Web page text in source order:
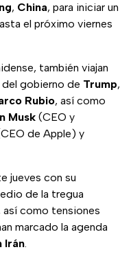
, China, para iniciar un
el próximo viernes
también viajan
gobierno de Trump,
Rubio, así como
Musk (CEO y
de Apple) y
jueves con su
de la tregua
como tensiones
marcado la agenda
Irán.